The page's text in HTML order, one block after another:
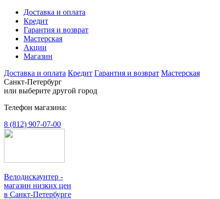
Доставка и оплата
Кредит
Гарантия и возврат
Мастерская
Акции
Магазин
Доставка и оплата Кредит Гарантия и возврат Мастерская
Санкт-Петербург
или выберите другой город
Телефон магазина:
8 (812) 907-07-00
Велодискаунтер -
магазин низких цен
в Санкт-Петербурге